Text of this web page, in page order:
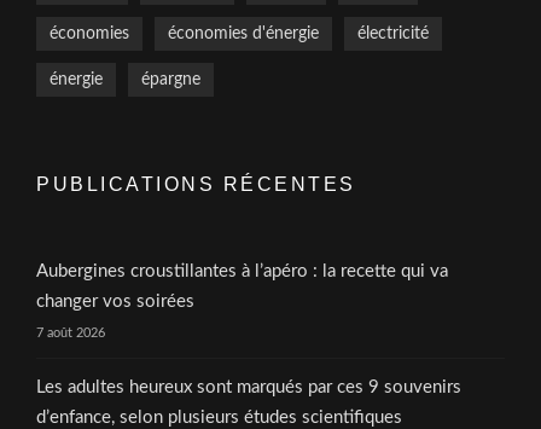
économies économies d'énergie électricité
énergie épargne
PUBLICATIONS RÉCENTES
Aubergines croustillantes à l’apéro : la recette qui va
changer vos soirées
7 août 2026
Les adultes heureux sont marqués par ces 9 souvenirs
d’enfance, selon plusieurs études scientifiques